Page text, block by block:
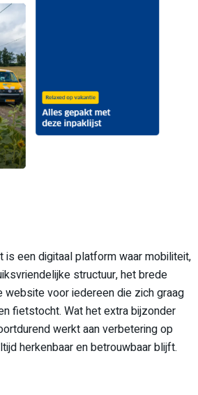
een digitaal platform waar mobiliteit,
structuur, het brede
voor iedereen die zich graag
fietstocht. Wat het extra bijzonder
werkt aan verbetering op
herkenbaar en betrouwbaar blijft.